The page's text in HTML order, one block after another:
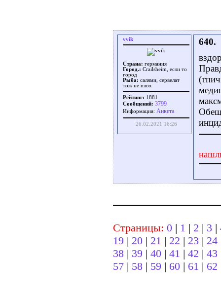
vvik
Страна: германия
Город.: Crailsheim, если то
город
Рыба: салями, сервелат
тож не плох
Рейтинг: 1881
Сообщений: 3799
Информация: Aнкета
26.02.2021 16:26
640.
Страницы: 0 | 1 | 2 | 3 |
19 | 20 | 21 | 22 | 23 | 24
38 | 39 | 40 | 41 | 42 | 43
57 | 58 | 59 | 60 | 61 | 62